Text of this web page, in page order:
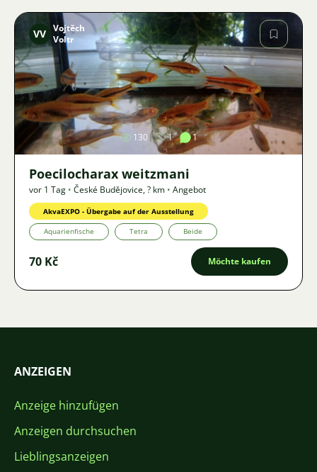
Bild
VV Vojtěch
Voltr
130 1 1
Poecilocharax weitzmani
vor 1 Tag • České Budějovice,? km • Angebot
AkvaEXPO - Übergabe auf der Ausstellung
Aquarienfische Tetra Beide
70 Kč Möchte kaufen
ANZEIGEN
Anzeige hinzufügen
Anzeigen durchsuchen
Lieblingsanzeigen